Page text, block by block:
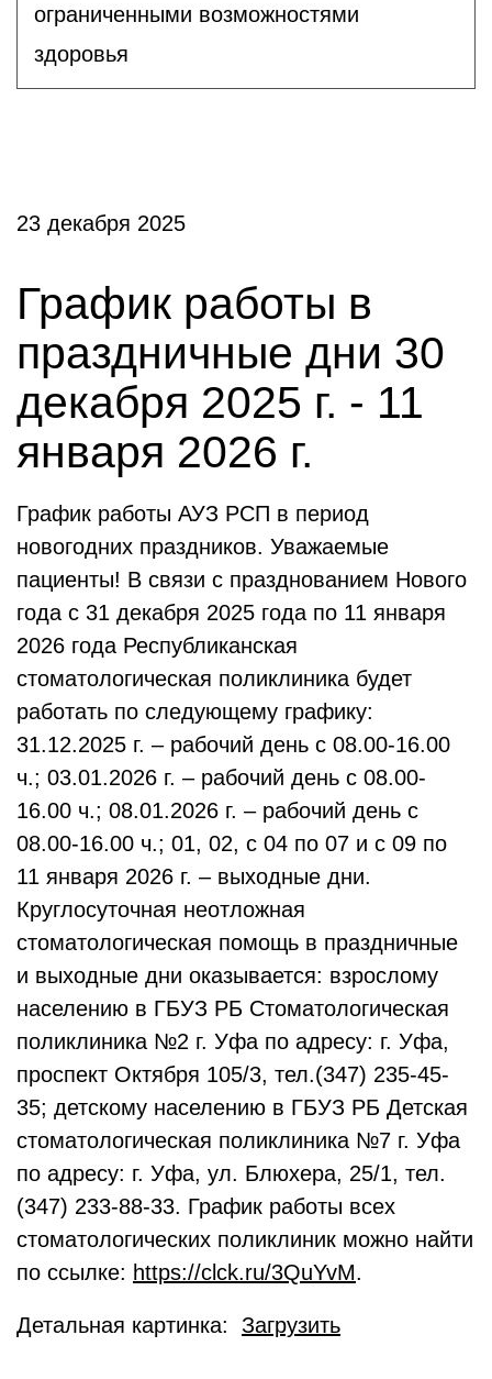
ограниченными возможностями
здоровья
23 декабря 2025
График работы в
праздничные дни 30
декабря 2025 г. - 11
января 2026 г.
График работы АУЗ РСП в период
новогодних праздников. Уважаемые
пациенты! В связи с празднованием Нового
года с 31 декабря 2025 года по 11 января
2026 года Республиканская
стоматологическая поликлиника будет
работать по следующему графику:
31.12.2025 г. – рабочий день с 08.00-16.00
ч.; 03.01.2026 г. – рабочий день с 08.00-
16.00 ч.; 08.01.2026 г. – рабочий день с
08.00-16.00 ч.; 01, 02, с 04 по 07 и с 09 по
11 января 2026 г. – выходные дни.
Круглосуточная неотложная
стоматологическая помощь в праздничные
и выходные дни оказывается: взрослому
населению в ГБУЗ РБ Стоматологическая
поликлиника №2 г. Уфа по адресу: г. Уфа,
проспект Октября 105/3, тел.(347) 235-45-
35; детскому населению в ГБУЗ РБ Детская
стоматологическая поликлиника №7 г. Уфа
по адресу: г. Уфа, ул. Блюхера, 25/1, тел.
(347) 233-88-33. График работы всех
стоматологических поликлиник можно найти
по ссылке: https://clck.ru/3QuYvM.
Детальная картинка: Загрузить